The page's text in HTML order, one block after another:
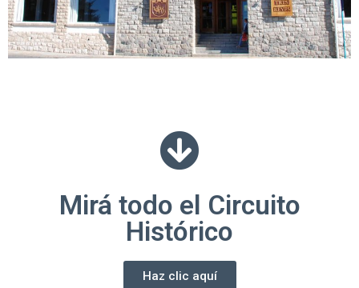
Mirá todo el Circuito
Histórico
Haz clic aquí